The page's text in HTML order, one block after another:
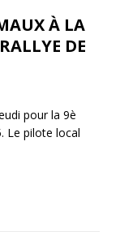
À LA
DE
pour la 9è
Le pilote local